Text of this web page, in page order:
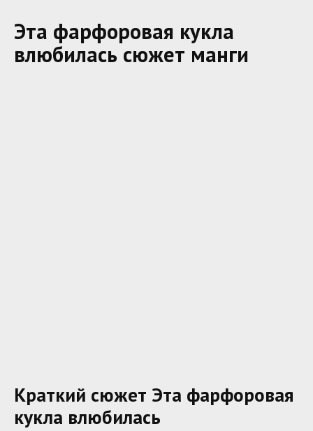
Эта фарфоровая кукла
влюбилась сюжет манги
Краткий сюжет Эта фарфоровая
кукла влюбилась